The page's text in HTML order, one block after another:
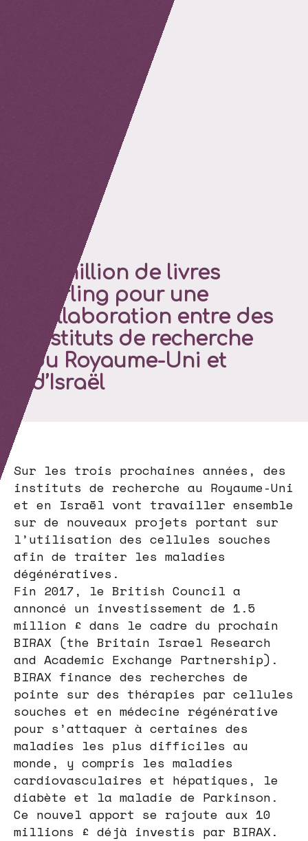
1.5 million de livres
sterling pour une
collaboration entre des
instituts de recherche
du Royaume-Uni et
d’Israël
Sur les trois prochaines années, des
instituts de recherche au Royaume-Uni
et en Israël vont travailler ensemble
sur de nouveaux projets portant sur
l’utilisation des cellules souches
afin de traiter les maladies
dégénératives.
Fin 2017, le British Council a
annoncé un investissement de 1.5
million £ dans le cadre du prochain
BIRAX (the Britain Israel Research
and Academic Exchange Partnership).
BIRAX finance des recherches de
pointe sur des thérapies par cellules
souches et en médecine régénérative
pour s’attaquer à certaines des
maladies les plus difficiles au
monde, y compris les maladies
cardiovasculaires et hépatiques, le
diabète et la maladie de Parkinson.
Ce nouvel apport se rajoute aux 10
millions £ déjà investis par BIRAX.